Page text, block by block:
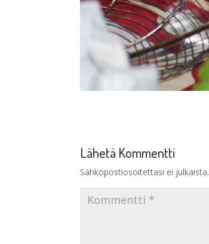
Lähetä Kommentti
Sähköpostiosoitettasi ei julkaista.